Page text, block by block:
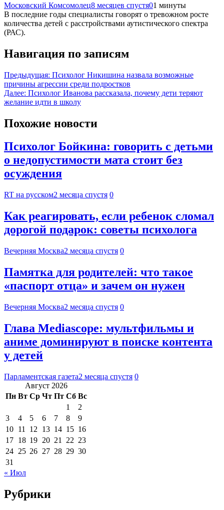
Московский Комсомолец8 месяцев спустя01 минуты
В последние годы специалисты говорят о тревожном росте
количества детей с расстройствами аутистического спектра
(РАС).
Навигация по записям
Предыдущая: Психолог Никишина назвала возможные
причины агрессии среди подростков
Далее: Психолог Иванова рассказала, почему дети теряют
желание идти в школу
Похожие новости
Психолог Бойкина: говорить с детьми
о недопустимости мата стоит без
осуждения
RT на русском2 месяца спустя 0
Как реагировать, если ребенок сломал
дорогой подарок: советы психолога
Вечерняя Москва2 месяца спустя 0
Памятка для родителей: что такое
«паспорт отца» и зачем он нужен
Вечерняя Москва2 месяца спустя 0
Глава Mediascope: мультфильмы и
аниме доминируют в поиске контента
у детей
Парламентская газета2 месяца спустя 0
Август 2026
Пн Вт Ср Чт Пт Сб Вс
1
2
3
4 5 6 7 8
9
10 11 12 13 14 15 16
17 18 19 20 21 22 23
24 25 26 27 28 29 30
31
« Июл
Рубрики